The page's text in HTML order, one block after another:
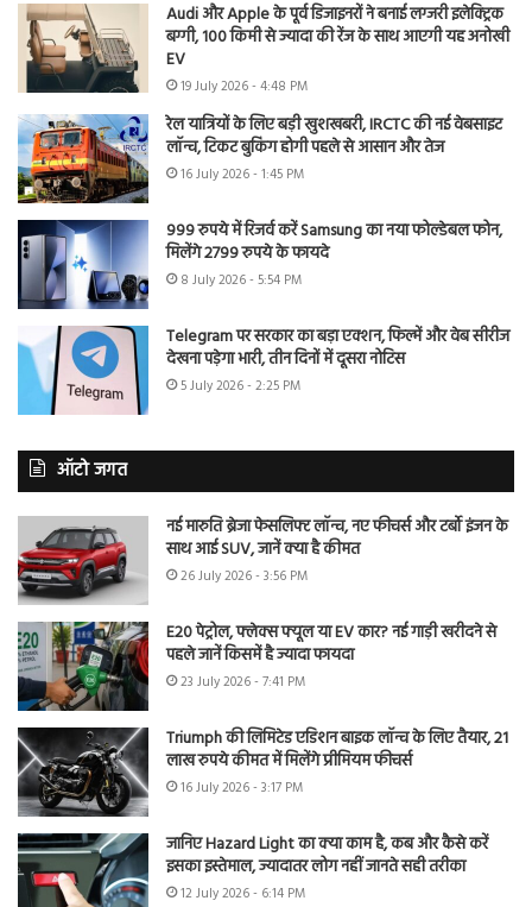
Audi और Apple के पूर्व डिजाइनरों ने बनाई लग्जरी इलेक्ट्रिक
बग्गी, 100 किमी से ज्यादा की रेंज के साथ आएगी यह अनोखी
EV
19 July 2026 - 4:48 PM
रेल यात्रियों के लिए बड़ी खुशखबरी, IRCTC की नई वेबसाइट
लॉन्च, टिकट बुकिंग होगी पहले से आसान और तेज
16 July 2026 - 1:45 PM
999 रुपये में रिजर्व करें Samsung का नया फोल्डेबल फोन,
मिलेंगे 2799 रुपये के फायदे
8 July 2026 - 5:54 PM
Telegram पर सरकार का बड़ा एक्शन, फिल्में और वेब सीरीज
देखना पड़ेगा भारी, तीन दिनों में दूसरा नोटिस
5 July 2026 - 2:25 PM
ऑटो जगत
नई मारुति ब्रेजा फेसलिफ्ट लॉन्च, नए फीचर्स और टर्बो इंजन के
साथ आई SUV, जानें क्या है कीमत
26 July 2026 - 3:56 PM
E20 पेट्रोल, फ्लेक्स फ्यूल या EV कार? नई गाड़ी खरीदने से
पहले जानें किसमें है ज्यादा फायदा
23 July 2026 - 7:41 PM
Triumph की लिमिटेड एडिशन बाइक लॉन्च के लिए तैयार, 21
लाख रुपये कीमत में मिलेंगे प्रीमियम फीचर्स
16 July 2026 - 3:17 PM
जानिए Hazard Light का क्या काम है, कब और कैसे करें
इसका इस्तेमाल, ज्यादातर लोग नहीं जानते सही तरीका
12 July 2026 - 6:14 PM